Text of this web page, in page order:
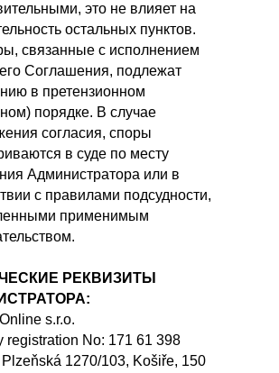
это не влияет на
остальных пунктов.
связанные с исполнением
Соглашения, подлежат
в претензионном
порядке. В случае
согласия, споры
в суде по месту
Администратора или в
с правилами подсудности,
применимым
РЕКВИЗИТЫ
s.r.o.
registration No: 171 61 398
1270/103, Košiře, 150